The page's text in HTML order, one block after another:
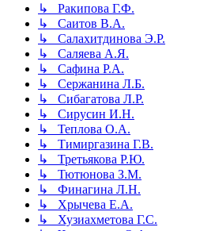
↳ Ракипова Г.Ф.
↳ Саитов В.А.
↳ Салахитдинова Э.Р.
↳ Саляева А.Я.
↳ Сафина Р.А.
↳ Сержанина Л.Б.
↳ Сибагатова Л.Р.
↳ Сирусин И.Н.
↳ Теплова О.А.
↳ Тимиргазина Г.В.
↳ Третьякова Р.Ю.
↳ Тютюнова З.М.
↳ Финагина Л.Н.
↳ Хрычева Е.А.
↳ Хузиахметова Г.С.